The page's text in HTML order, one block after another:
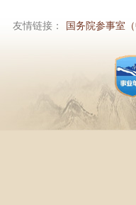
友情链接： 国务院参事室